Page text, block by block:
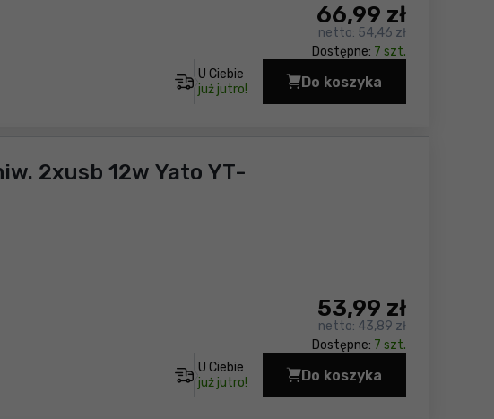
66,99 zł
netto: 54,46 zł
Dostępne: 7 szt.
U Ciebie
już jutro!
Do koszyka
Adapter podróżny
2xusb 12w Yato YT-
53,99 zł
netto: 43,89 zł
Dostępne: 7 szt.
U Ciebie
już jutro!
Do koszyka
Adapter podróżny